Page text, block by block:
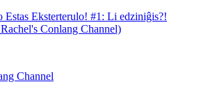
Estas Eksterterulo! #1: Li edziniĝis?!
Conlang Channel)
Channel